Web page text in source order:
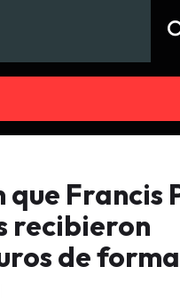
Francis
recibieron
de forma